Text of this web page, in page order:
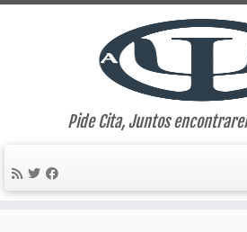
Pide Cita, Juntos